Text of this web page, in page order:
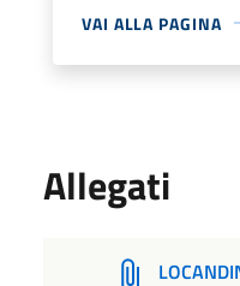
VAI ALLA PAGINA
Allegati